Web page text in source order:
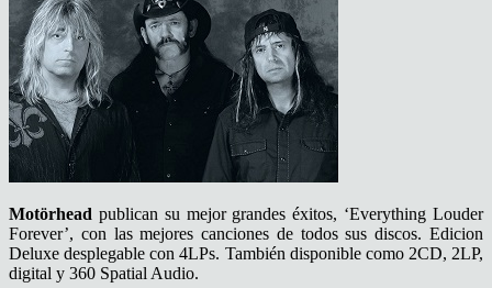
Motörhead publican su mejor grandes éxitos, ‘Everything Louder
Forever’, con las mejores canciones de todos sus discos. Edicion
Deluxe desplegable con 4LPs. También disponible como 2CD, 2LP,
digital y 360 Spatial Audio.